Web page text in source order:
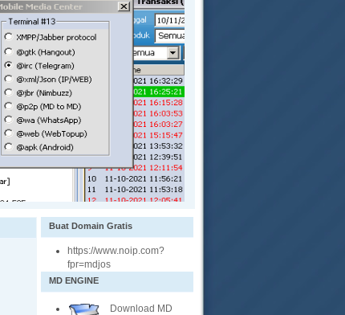
Buat Domain Gratis
https://www.noip.com?
fpr=mdjos
MD ENGINE
Download MD